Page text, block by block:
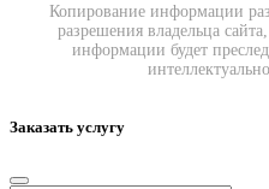
Копирование информации
разрешения владельца
информации будет
Заказать услугу